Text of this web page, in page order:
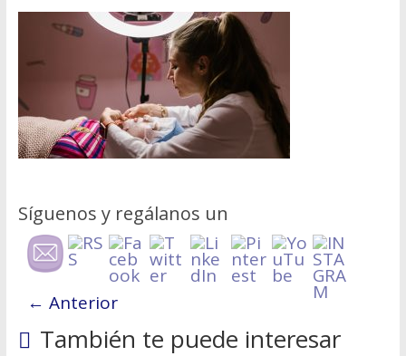
Económica
No dejes que el miedo te derrote
Hablemos de dinero Parte 6
En Tampa Bay, el Costo del Miedo
Síguenos y regálanos un
← Anterior
También te puede interesar